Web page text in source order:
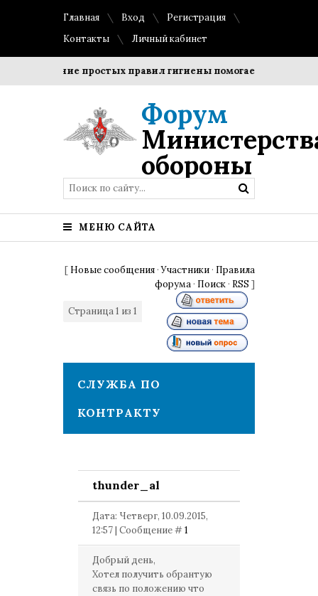
Главная Вход
Регистрация
Контакты
Личный кабинет
Соблюдение простых правил гигиены помогает сохранить
Форум
обороны
МЕНЮ САЙТА
[ Новые сообщения ·Участники · Правила
форума · Поиск · RSS ]
Страница1 из 1
СЛУЖБА ПО
КОНТРАКТУ
thunder_al
Дата: Четверг, 10.09.2015,
12:57 | Сообщение #1
Добрый день,
Хотел получить обрантую
связь по положению что